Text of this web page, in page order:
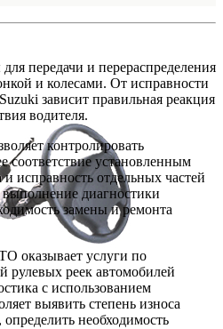
передачи и перераспределения
и колесами. От исправности
зависит правильная реакция
водителя.
контролировать
соответствие установленным
исправность отдельных частей
диагностики
замены и ремонта
оказывает услуги по
рулевых реек автомобилей
с использованием
выявить степень износа
необходимость